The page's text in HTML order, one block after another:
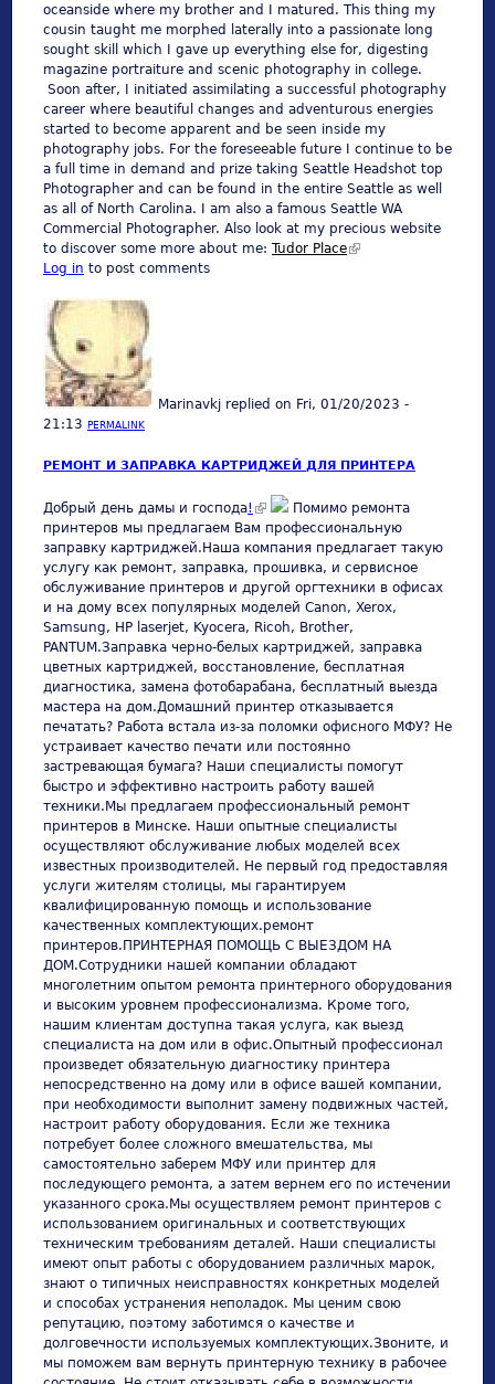
oceanside where my brother and I matured. This thing my
cousin taught me morphed laterally into a passionate long
sought skill which I gave up everything else for, digesting
magazine portraiture and scenic photography in college.
Soon after, I initiated assimilating a successful photography
career where beautiful changes and adventurous energies
started to become apparent and be seen inside my
photography jobs. For the foreseeable future I continue to be
a full time in demand and prize taking Seattle Headshot top
Photographer and can be found in the entire Seattle as well
as all of North Carolina. I am also a famous Seattle WA
Commercial Photographer. Also look at my precious website
to discover some more about me: Tudor Place(link is external)
Log in to post comments
Marinavkj replied on Fri, 01/20/2023 -
21:13 PERMALINK
РЕМОНТ И ЗАПРАВКА КАРТРИДЖЕЙ ДЛЯ ПРИНТЕРА
Добрый день дамы и господа! (link is external)
Помимо ремонта
принтеров мы предлагаем Вам профессиональную
заправку картриджей.Наша компания предлагает такую
услугу как ремонт, заправка, прошивка, и сервисное
обслуживание принтеров и другой оргтехники в офисах
и на дому всех популярных моделей Canon, Xerox,
Samsung, HP laserjet, Kyocera, Ricoh, Brother,
PANTUM.Заправка черно-белых картриджей, заправка
цветных картриджей, восстановление, бесплатная
диагностика, замена фотобарабана, бесплатный выезда
мастера на дом.Домашний принтер отказывается
печатать? Работа встала из-за поломки офисного МФУ? Не
устраивает качество печати или постоянно
застревающая бумага? Наши специалисты помогут
быстро и эффективно настроить работу вашей
техники.Мы предлагаем профессиональный ремонт
принтеров в Минске. Наши опытные специалисты
осуществляют обслуживание любых моделей всех
известных производителей. Не первый год предоставляя
услуги жителям столицы, мы гарантируем
квалифицированную помощь и использование
качественных комплектующих.ремонт
принтеров.ПРИНТЕРНАЯ ПОМОЩЬ С ВЫЕЗДОМ НА
ДОМ.Сотрудники нашей компании обладают
многолетним опытом ремонта принтерного оборудования
и высоким уровнем профессионализма. Кроме того,
нашим клиентам доступна такая услуга, как выезд
специалиста на дом или в офис.Опытный профессионал
произведет обязательную диагностику принтера
непосредственно на дому или в офисе вашей компании,
при необходимости выполнит замену подвижных частей,
настроит работу оборудования. Если же техника
потребует более сложного вмешательства, мы
самостоятельно заберем МФУ или принтер для
последующего ремонта, а затем вернем его по истечении
указанного срока.Мы осуществляем ремонт принтеров с
использованием оригинальных и соответствующих
техническим требованиям деталей. Наши специалисты
имеют опыт работы с оборудованием различных марок,
знают о типичных неисправностях конкретных моделей
и способах устранения неполадок. Мы ценим свою
репутацию, поэтому заботимся о качестве и
долговечности используемых комплектующих.Звоните, и
мы поможем вам вернуть принтерную технику в рабочее